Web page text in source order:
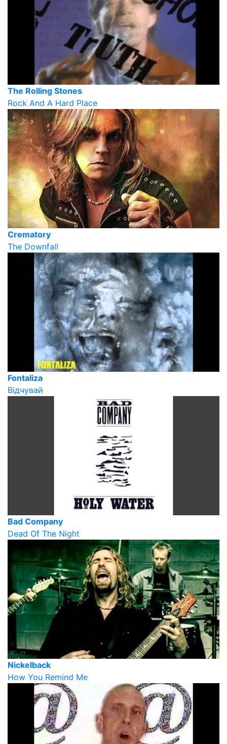
The Rolling Stones
Rock And A Hard Place
Crematory
The Downfall
Fontaliza
Відчувай
Bad Company
Dead Of The Night
Nickelback
How You Remind Me